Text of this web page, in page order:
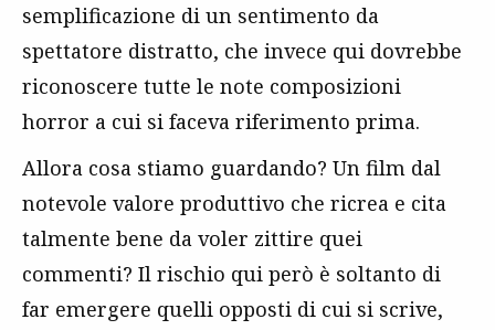
semplificazione di un sentimento da
spettatore distratto, che invece qui dovrebbe
riconoscere tutte le note composizioni
horror a cui si faceva riferimento prima.
Allora cosa stiamo guardando? Un film dal
notevole valore produttivo che ricrea e cita
talmente bene da voler zittire quei
commenti? Il rischio qui però è soltanto di
far emergere quelli opposti di cui si scrive,